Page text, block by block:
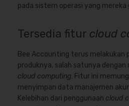
pada sistem operasi yang mereka
Tersedia fitur cloud
Bee Accounting terus melakukan
produknya, salah satunya
cloud computing. Fitur ini
menyimpan data manajemen
Kelebihan dari penggunaan cloud